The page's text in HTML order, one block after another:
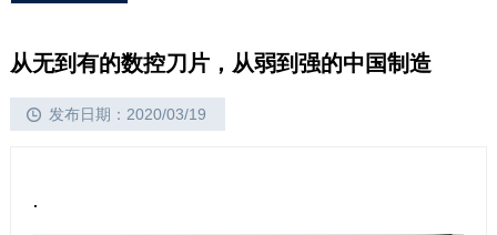
从无到有的数控刀片，从弱到强的中国制造
发布日期：2020/03/19
.